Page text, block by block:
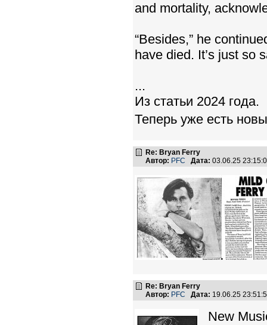
and mortality,
“Besides,” he
have died. It’s just so
...
Из статьи 2024 года.
Теперь уже есть
Re: Bryan Ferry
Автор: PFC Дата: 03.06.25
Re: Bryan Ferry
Автор: PFC Дата: 19.06.25
New